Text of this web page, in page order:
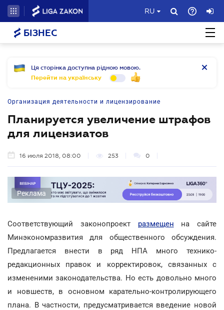
RU
БІЗНЕС
Ця сторінка доступна рідною мовою.
Перейти на українську
Организация деятельности и лицензирование
Планируется увеличение штрафов
для лицензиатов
16 июля 2018, 08:00 253 0
Реклама
Соответствующий законопроект размещен на сайте
Минэкономразвития для общественного обсуждения.
Предлагается внести в ряд НПА много технико-
редакционных правок и корректировок, связанных с
измененими законодательства. Но есть довольно много
и новшеств, в основном карательно-контролирующего
плана. В частности, предусматривается введение новой